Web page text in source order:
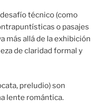
técnico (como
o pasajes
más allá de la exhibición
de claridad formal y
preludio) son
lente romántica.